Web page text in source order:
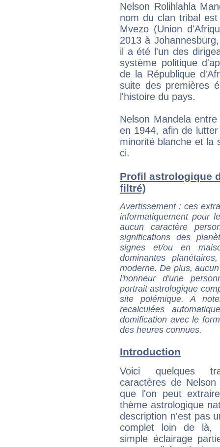
Nelson Rolihlahla
nom du clan tribal
Mvezo (Union
2013 à
il a été l'un des
système politique
de la République
suite des premières
l'histoire du pays.
Nelson Mandela
en 1944, afin de
minorité blanche et la
ci.
Profil astrologique
filtré)
Avertissement: ces
informatiquement pour
aucun caractère
significations des
signes et/ou en
dominantes
moderne. De plus,
l'honneur d'une
portrait astrologique
site polémique. A
recalculées
domification avec le
des heures connues.
Introduction
Voici quelques
caractères de Nelson
que l'on peut
thème astrologique
description n'est pas
complet loin de là,
simple éclairage